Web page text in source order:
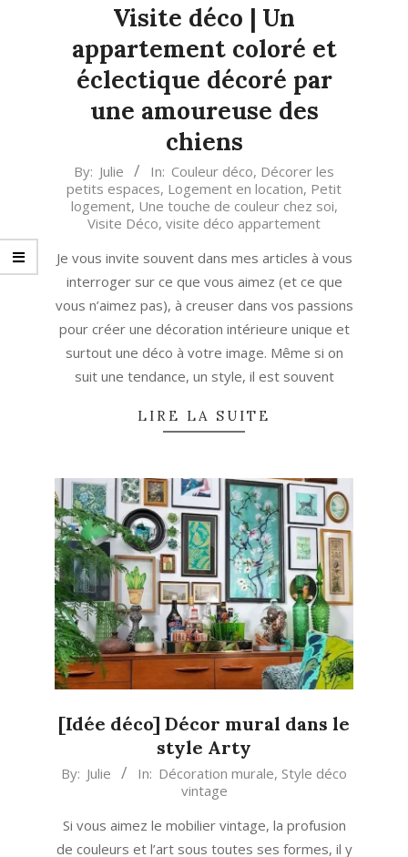
Visite déco | Un
appartement coloré et
éclectique décoré par
une amoureuse des
chiens
2023-
12-
By: Julie In: Couleur déco, Décorer les
petits espaces, Logement en location, Petit
logement, Une touche de couleur chez soi,
Visite Déco, visite déco appartement
Je vous invite souvent dans mes articles à vous
interroger sur ce que vous aimez (et ce que
vous n’aimez pas), à creuser dans vos passions
pour créer une décoration intérieure unique et
surtout une déco à votre image. Même si on
suit une tendance, un style, il est souvent
LIRE LA SUITE
[Idée déco] Décor mural dans le
style Arty
2020-
21
By: Julie In: Décoration murale, Style déco
vintage
Si vous aimez le mobilier vintage, la profusion
de couleurs et l’art sous toutes ses formes, il y